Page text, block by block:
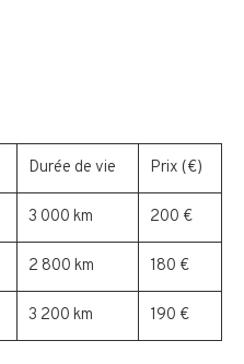
Durée de vie Prix (€)
3 000 km 200 €
2 800 km 180 €
3 200 km 190 €